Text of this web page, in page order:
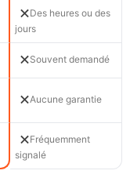
Des heures ou des
jours
Souvent demandé
Aucune garantie
Fréquemment
signalé